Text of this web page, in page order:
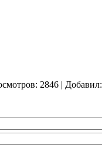
2846 | Добавил: